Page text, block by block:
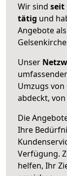
Wir sind seit
tätig und
Angebote
Unser
Umzugs
abdeckt,
Die
Ihre
Verfügung.
helfen, Ihr